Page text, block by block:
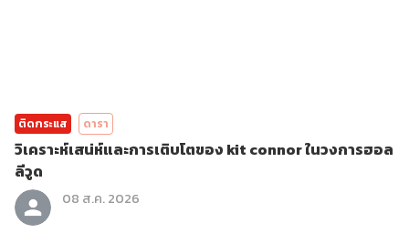
ติดกระแส ดารา
วิเคราะห์เสน่ห์และการเติบโตของ kit connor ในวงการฮอล
ลีวูด
08 ส.ค. 2026